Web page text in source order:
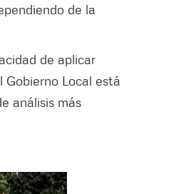
de la
de aplicar
Gobierno Local está
análisis más